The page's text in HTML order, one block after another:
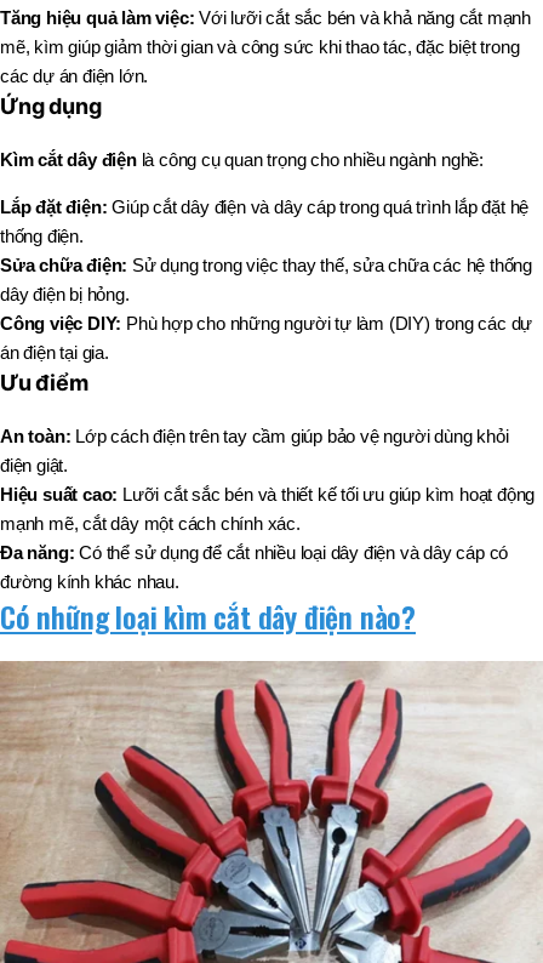
Tăng hiệu quả làm việc: Với lưỡi cắt sắc bén và khả năng cắt mạnh
mẽ, kìm giúp giảm thời gian và công sức khi thao tác, đặc biệt trong
các dự án điện lớn.
Ứng dụng
Kìm cắt dây điệnlà công cụ quan trọng cho nhiều ngành nghề:
Lắp đặt điện: Giúp cắt dây điện và dây cáp trong quá trình lắp đặt hệ
thống điện.
Sửa chữa điện: Sử dụng trong việc thay thế, sửa chữa các hệ thống
dây điện bị hỏng.
Công việc DIY: Phù hợp cho những người tự làm (DIY) trong các dự
án điện tại gia.
Ưu điểm
An toàn: Lớp cách điện trên tay cầm giúp bảo vệ người dùng khỏi
điện giật.
Hiệu suất cao: Lưỡi cắt sắc bén và thiết kế tối ưu giúp kìm hoạt động
mạnh mẽ, cắt dây một cách chính xác.
Đa năng: Có thể sử dụng để cắt nhiều loại dây điện và dây cáp có
đường kính khác nhau.
Có những loại kìm cắt dây điện nào?